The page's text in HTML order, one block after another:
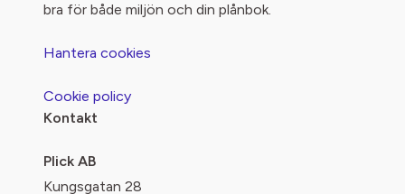
bra för både miljön och din plånbok.
Hantera cookies
Cookie policy
Kontakt
Plick AB
Kungsgatan 28